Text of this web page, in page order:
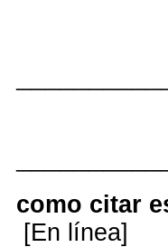
como citar
[En línea]